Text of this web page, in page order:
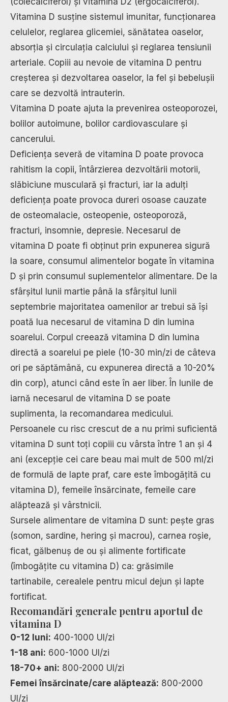
Vitamina D susține sistemul imunitar, funcționarea
celulelor, reglarea glicemiei, sănătatea oaselor,
absorția și circulația calciului și reglarea tensiunii
arteriale. Copiii au nevoie de vitamina D pentru
creșterea și dezvoltarea oaselor, la fel și bebelușii
care se dezvoltă intrauterin.
Vitamina D poate ajuta la prevenirea osteoporozei,
bolilor autoimune, bolilor cardiovasculare și
cancerului.
Deficiența severă de vitamina D poate provoca
rahitism la copii, întârzierea dezvoltării motorii,
slăbiciune musculară și fracturi, iar la adulți
deficiența poate provoca dureri osoase cauzate
de osteomalacie, osteopenie, osteoporoză,
fracturi, insomnie, depresie. Necesarul de
vitamina D poate fi obținut prin expunerea sigură
la soare, consumul alimentelor bogate în vitamina
D și prin consumul suplementelor alimentare. De la
sfârșitul lunii martie până la sfârșitul lunii
septembrie majoritatea oamenilor ar trebui să își
poată lua necesarul de vitamina D din lumina
soarelui. Corpul creează vitamina D din lumina
directă a soarelui pe piele (10-30 min/zi de câteva
ori pe săptămână, cu expunerea directă a 10-20%
din corp), atunci când este în aer liber. În lunile de
iarnă necesarul de vitamina D se poate
suplimenta, la recomandarea medicului.
Persoanele cu risc crescut de a nu primi suficientă
vitamina D sunt toți copiii cu vârsta între 1 an și 4
ani (excepție cei care beau mai mult de 500 ml/zi
de formulă de lapte praf, care este îmbogățită cu
vitamina D), femeile însărcinate, femeile care
alăptează și vârstnicii.
Sursele alimentare de vitamina D sunt: pește gras
(somon, sardine, hering și macrou), carnea roșie,
ficat, gălbenuș de ou și alimente fortificate
(îmbogățite cu vitamina D) ca: grăsimile
tartinabile, cerealele pentru micul dejun și lapte
fortificat.
Recomandări generale pentru aportul de
vitamina D
0-12 luni: 400-1000 UI/zi
1-18 ani: 600-1000 UI/zi
18-70+ ani: 800-2000 UI/zi
Femei însărcinate/care alăptează: 800-2000
UI/zi